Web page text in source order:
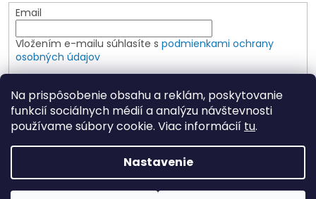
Na prispôsobenie obsahu a reklám, poskytovanie
funkcií sociálnych médií a analýzu návštevnosti
používame súbory cookie. Viac informácií tu.
Nastavenie
Email
Vložením e-mailu súhlasíte s podmienkami ochrany
osobných údajov
PRIHLÁSIŤ SA
Copyright 2026Elspoin. Všetky práva vyhradené.Upraviť